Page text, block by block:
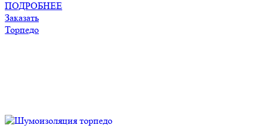
ПОДРОБНЕЕ
Заказать
Торпедо